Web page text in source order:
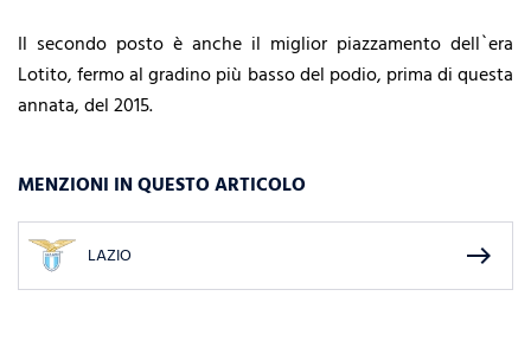
Il secondo posto è anche il miglior piazzamento dell`era
Lotito, fermo al gradino più basso del podio, prima di questa
annata, del 2015.
MENZIONI IN QUESTO ARTICOLO
LAZIO east